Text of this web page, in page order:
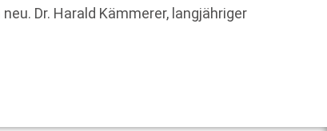
Dr. Harald Kämmerer, langjähriger